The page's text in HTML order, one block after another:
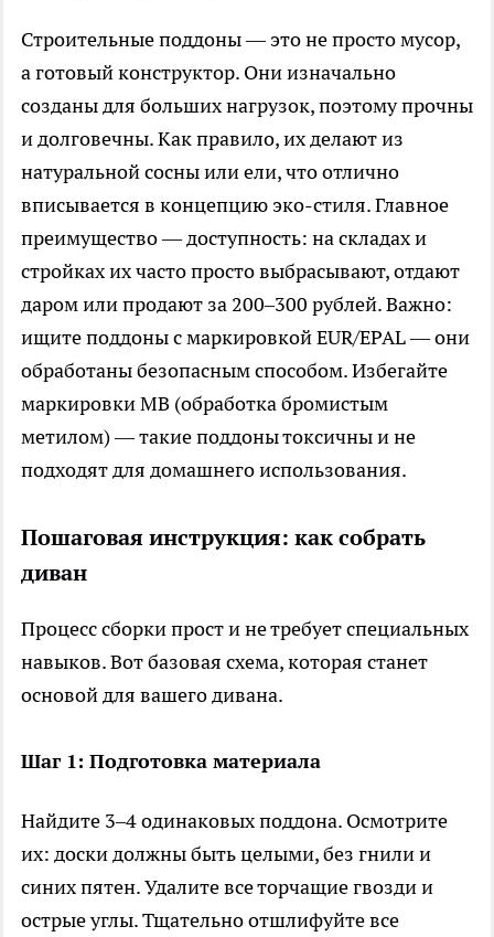
Строительные поддоны — это не просто мусор,
а готовый конструктор. Они изначально
созданы для больших нагрузок, поэтому прочны
и долговечны. Как правило, их делают из
натуральной сосны или ели, что отлично
вписывается в концепцию эко-стиля. Главное
преимущество — доступность: на складах и
стройках их часто просто выбрасывают, отдают
даром или продают за 200–300 рублей. Важно:
ищите поддоны с маркировкой EUR/EPAL — они
обработаны безопасным способом. Избегайте
маркировки MB (обработка бромистым
метилом) — такие поддоны токсичны и не
подходят для домашнего использования.
Пошаговая инструкция: как собрать
диван
Процесс сборки прост и не требует специальных
навыков. Вот базовая схема, которая станет
основой для вашего дивана.
Шаг 1: Подготовка материала
Найдите 3–4 одинаковых поддона. Осмотрите
их: доски должны быть целыми, без гнили и
синих пятен. Удалите все торчащие гвозди и
острые углы. Тщательно отшлифуйте все